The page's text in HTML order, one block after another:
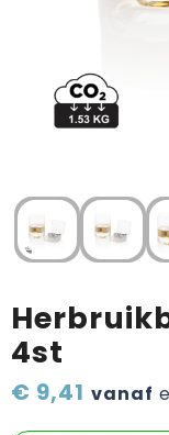
Onderweg
Sinterklaas
Wijn, bier en
4st
€ 9,41 vanaf